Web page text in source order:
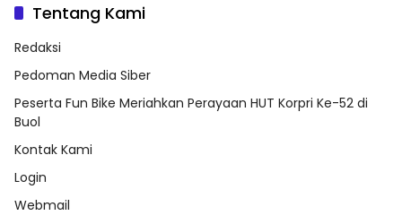
Tentang Kami
Redaksi
Pedoman Media Siber
Peserta Fun Bike Meriahkan Perayaan HUT Korpri Ke-52 di
Buol
Kontak Kami
Login
Webmail